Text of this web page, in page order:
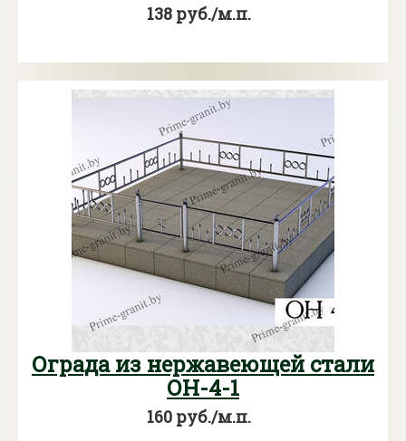
138 руб./м.п.
Ограда из нержавеющей стали
ОН-4-1
160 руб./м.п.